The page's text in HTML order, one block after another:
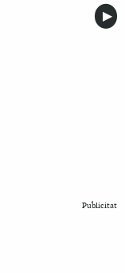
▶︎
Publicitat